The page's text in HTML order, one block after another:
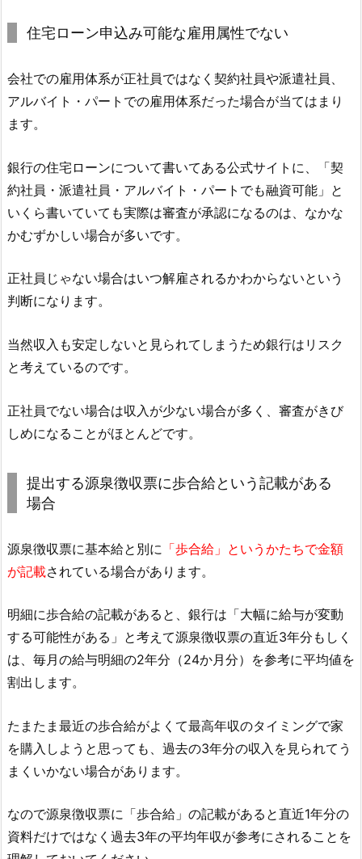
住宅ローン申込み可能な雇用属性でない
会社での雇用体系が正社員ではなく契約社員や派遣社員、
アルバイト・パートでの雇用体系だった場合が当てはまり
ます。
銀行の住宅ローンについて書いてある公式サイトに、「契
約社員・派遣社員・アルバイト・パートでも融資可能」と
いくら書いていても実際は審査が承認になるのは、なかな
かむずかしい場合が多いです。
正社員じゃない場合はいつ解雇されるかわからないという
判断になります。
当然収入も安定しないと見られてしまうため銀行はリスク
と考えているのです。
正社員でない場合は収入が少ない場合が多く、審査がきび
しめになることがほとんどです。
提出する源泉徴収票に歩合給という記載がある
場合
源泉徴収票に基本給と別に 「歩合給」というかたちで金額
が記載されている場合があります。
明細に歩合給の記載があると、銀行は「大幅に給与が変動
する可能性がある」と考えて源泉徴収票の直近3年分もしく
は、毎月の給与明細の2年分（24か月分）を参考に平均値を
割出します。
たまたま最近の歩合給がよくて最高年収のタイミングで家
を購入しようと思っても、過去の3年分の収入を見られてう
まくいかない場合があります。
なので源泉徴収票に「歩合給」の記載があると直近1年分の
資料だけではなく過去3年の平均年収が参考にされることを